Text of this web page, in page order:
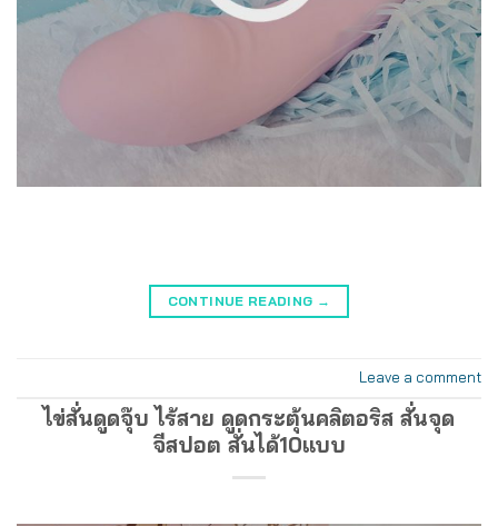
CONTINUE READING →
Leave a comment
ไข่สั่นดูดจุ๊บ ไร้สาย ดูดกระตุ้นคลิตอริส สั่นจุด
จีสปอต สั่นได้10แบบ